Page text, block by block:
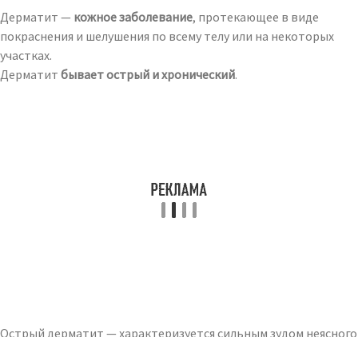
Дерматит — кожное заболевание, протекающее в виде
покраснения и шелушения по всему телу или на некоторых
участках.
Дерматит бывает острый и хронический.
Острый дерматит — характеризуется сильным зудом неясного